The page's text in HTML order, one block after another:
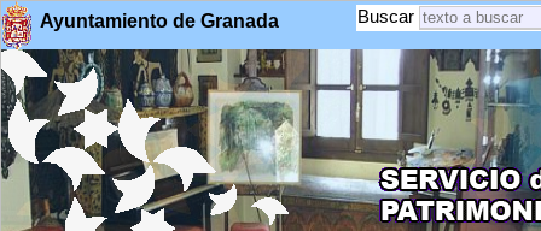
Ayuntamiento de Granada Buscar